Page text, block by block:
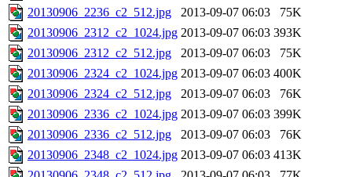
20130906_2236_c2_512.jpg
2013-09-07 06:03
75K
20130906_2312_c2_1024.jpg 2013-09-07 06:03 393K
20130906_2312_c2_512.jpg
2013-09-07 06:03
75K
20130906_2324_c2_1024.jpg 2013-09-07 06:03 400K
20130906_2324_c2_512.jpg
2013-09-07 06:03
76K
20130906_2336_c2_1024.jpg 2013-09-07 06:03 399K
20130906_2336_c2_512.jpg
2013-09-07 06:03
76K
20130906_2348_c2_1024.jpg 2013-09-07 06:03 413K